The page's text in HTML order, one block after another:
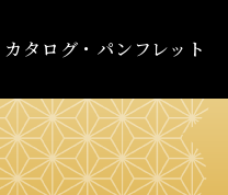
カタログ・パンフレット